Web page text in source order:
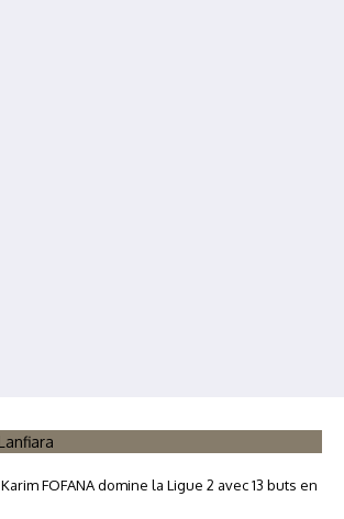
Karim FOFANA domine la Ligue 2 avec 13 buts en